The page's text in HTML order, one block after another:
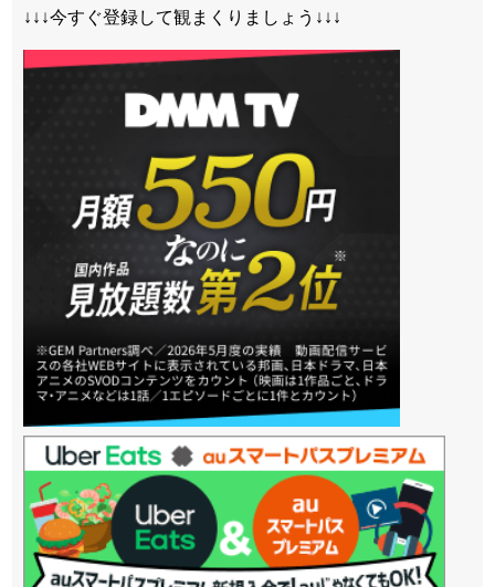
↓↓↓今すぐ登録して観まくりましょう↓↓↓